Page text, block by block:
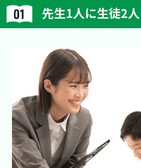
先生1人に生徒2